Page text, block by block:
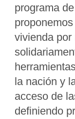
programa
vivienda por
la nación y
acceso de
definiendo